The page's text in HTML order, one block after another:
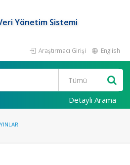
Yönetim Sistemi
Araştırmacı Girişi English
Detaylı Arama